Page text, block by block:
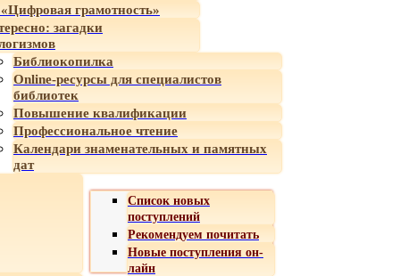
грамотность»
загадки
Библиокопилка
Online-ресурсы для специалистов
библиотек
Повышение квалификации
Профессиональное чтение
Календари знаменательных и памятных
дат
Список новых
поступлений
Рекомендуем почитать
Новые поступления он-
лайн